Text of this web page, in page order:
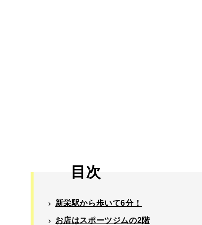
目次
新栄駅から歩いて6分！
お店はスポーツジムの2階